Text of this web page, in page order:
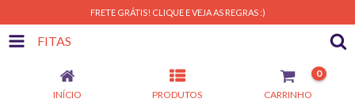
FRETE GRÁTIS! CLIQUE E VEJA AS REGRAS :)
FITAS
INÍCIO PRODUTOS CARRINHO
0